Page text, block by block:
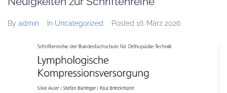
By admin In Uncategorized Posted 16. März 2026